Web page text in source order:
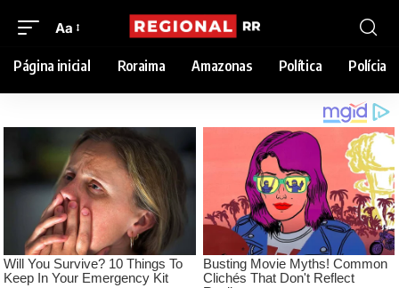
Aa
Página inicial Roraima Amazonas Política Polícia